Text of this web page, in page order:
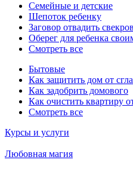
Семейные и детские
Шепоток ребенку
Заговор отвадить
Оберег для ребенка
Смотреть все
Бытовые
Как защитить дом от
Как задобрить домового
Как очистить квартиру
Смотреть все
Курсы и услуги
Любовная магия